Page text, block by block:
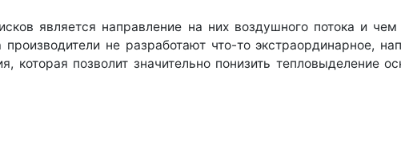
является направление на них воздушного потока и
не разработают что-то экстраординарное,
позволит значительно понизить тепловыделение